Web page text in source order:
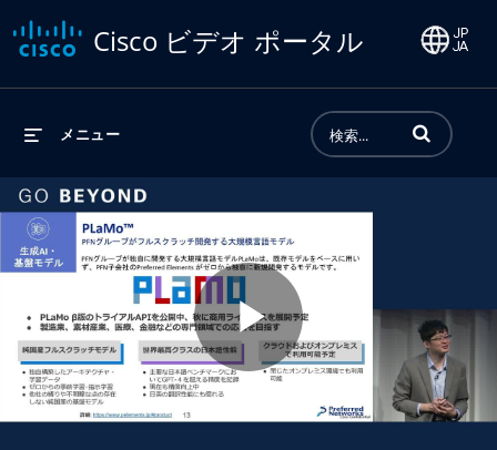
Cisco ビデオ ポータル
メニュー 動画の検索語句
Play